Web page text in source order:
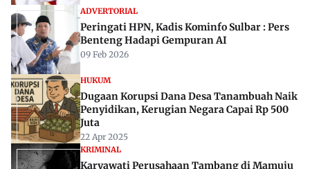
Rekomendasi Untuk Anda
PILKADA